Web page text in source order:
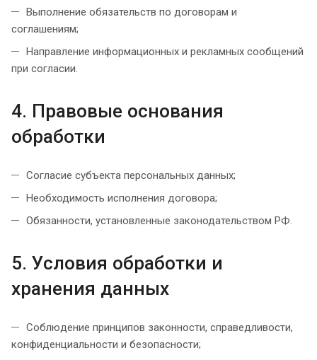
Выполнение обязательств по договорам и
соглашениям;
Направление информационных и рекламных сообщений
при согласии.
4. Правовые основания
обработки
Согласие субъекта персональных данных;
Необходимость исполнения договора;
Обязанности, установленные законодательством РФ.
5. Условия обработки и
хранения данных
Соблюдение принципов законности, справедливости,
конфиденциальности и безопасности;